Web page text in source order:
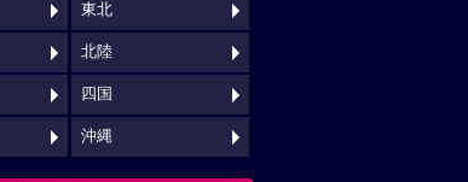
東北
北陸
四国
沖縄